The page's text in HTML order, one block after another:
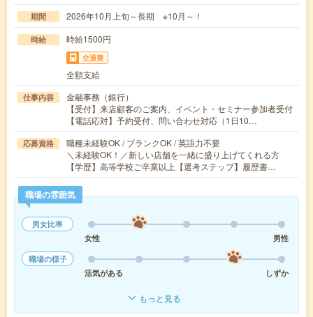
期間 2026年10月上旬～長期 ※10月～！
時給 時給1500円
交通費
全額支給
仕事内容
金融事務（銀行）
【受付】来店顧客のご案内、イベント・セミナー参加者受付
【電話応対】予約受付、問い合わせ対応（1日10…
応募資格
職種未経験OK / ブランクOK / 英語力不要
＼未経験OK！／新しい店舗を一緒に盛り上げてくれる方
【学歴】高等学校ご卒業以上【選考ステップ】履歴書…
職場の雰囲気
男女比率
女性
男性
職場の様子
活気がある
しずか
もっと見る